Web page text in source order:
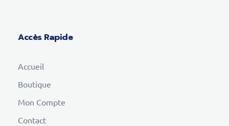
Accès Rapide
Accueil
Boutique
Mon Compte
Contact